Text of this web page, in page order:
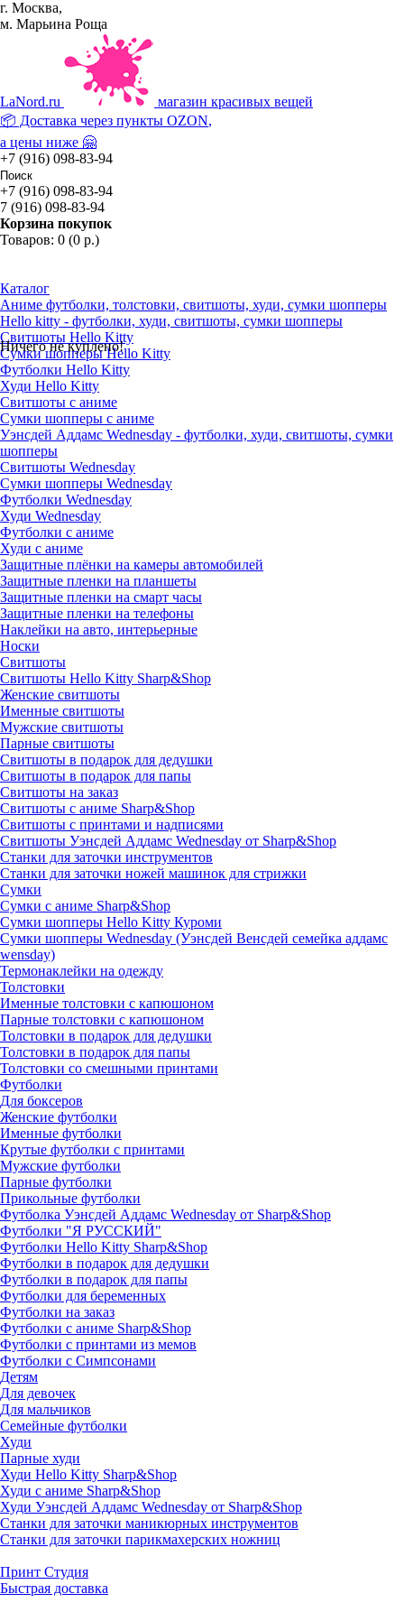
г. Москва,
м. Марьина Роща
LaNord.ru
магазин красивых вещей
📦 Доставка через пункты OZON,
а цены ниже 🤗
+7 (916) 098-83-94
+7 (916) 098-83-94
7 (916) 098-83-94
Корзина покупок
Товаров: 0 (0 р.)
Ничего не куплено!
Каталог
Аниме футболки, толстовки, свитшоты, худи, сумки шопперы
Hello kitty - футболки, худи, свитшоты, сумки шопперы
Свитшоты Hello Kitty
Сумки шопперы Hello Kitty
Футболки Hello Kitty
Худи Hello Kitty
Свитшоты с аниме
Сумки шопперы с аниме
Уэнсдей Аддамс Wednesday - футболки, худи, свитшоты, сумки
шопперы
Свитшоты Wednesday
Сумки шопперы Wednesday
Футболки Wednesday
Худи Wednesday
Футболки с аниме
Худи с аниме
Защитные плёнки на камеры автомобилей
Защитные пленки на планшеты
Защитные пленки на смарт часы
Защитные пленки на телефоны
Наклейки на авто, интерьерные
Носки
Свитшоты
Cвитшоты Hello Kitty Sharp&Shop
Женские свитшоты
Именные свитшоты
Мужские свитшоты
Парные свитшоты
Свитшоты в подарок для дедушки
Свитшоты в подарок для папы
Свитшоты на заказ
Свитшоты с аниме Sharp&Shop
Свитшоты с принтами и надписями
Свитшоты Уэнсдей Аддамс Wednesday от Sharp&Shop
Станки для заточки инструментов
Станки для заточки ножей машинок для стрижки
Сумки
Сумки с аниме Sharp&Shop
Сумки шопперы Hello Kitty Куроми
Сумки шопперы Wednesday (Уэнсдей Венсдей семейка аддамс
wensday)
Термонаклейки на одежду
Толстовки
Именные толстовки с капюшоном
Парные толстовки с капюшоном
Толстовки в подарок для дедушки
Толстовки в подарок для папы
Толстовки со смешными принтами
Футболки
Для боксеров
Женские футболки
Именные футболки
Крутые футболки с принтами
Мужские футболки
Парные футболки
Прикольные футболки
Футболка Уэнсдей Аддамс Wednesday от Sharp&Shop
Футболки "Я РУССКИЙ"
Футболки Hello Kitty Sharp&Shop
Футболки в подарок для дедушки
Футболки в подарок для папы
Футболки для беременных
Футболки на заказ
Футболки с аниме Sharp&Shop
Футболки с принтами из мемов
Футболки с Симпсонами
Детям
Для девочек
Для мальчиков
Семейные футболки
Худи
Парные худи
Худи Hello Kitty Sharp&Shop
Худи с аниме Sharp&Shop
Худи Уэнсдей Аддамс Wednesday от Sharp&Shop
Станки для заточки маникюрных инструментов
Станки для заточки парикмахерских ножниц
Принт Студия
Быстрая доставка